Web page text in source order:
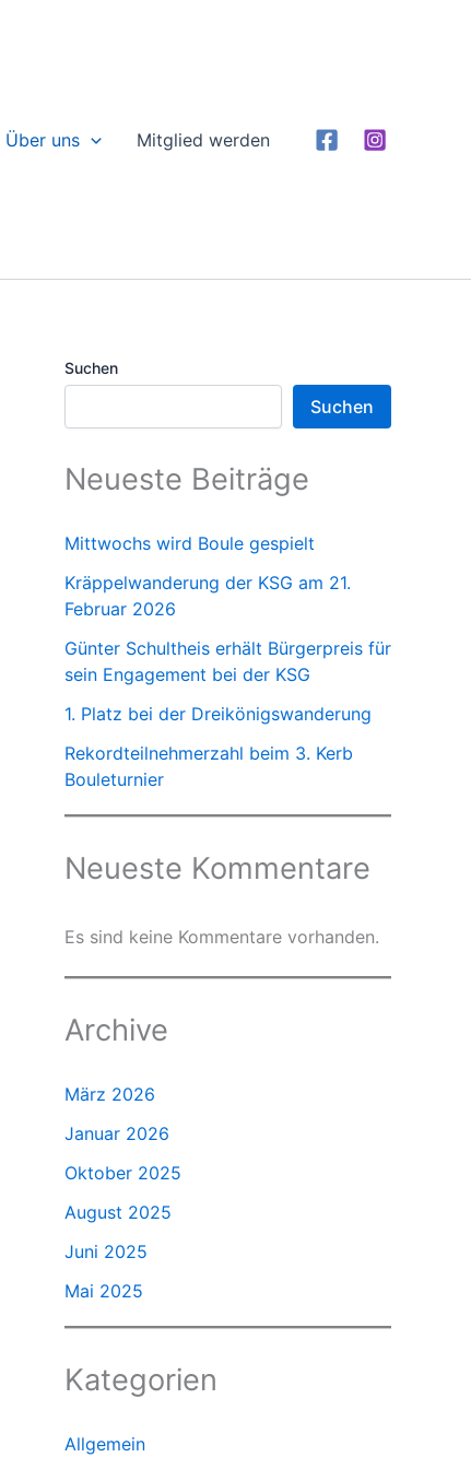
Über uns Mitglied werden
Suchen
Suchen
Neueste Beiträge
Mittwochs wird Boule gespielt
Kräppelwanderung der KSG am 21.
Februar 2026
Günter Schultheis erhält Bürgerpreis für
sein Engagement bei der KSG
1. Platz bei der Dreikönigswanderung
Rekordteilnehmerzahl beim 3. Kerb
Bouleturnier
Neueste Kommentare
Es sind keine Kommentare vorhanden.
Archive
März 2026
Januar 2026
Oktober 2025
August 2025
Juni 2025
Mai 2025
Kategorien
Allgemein